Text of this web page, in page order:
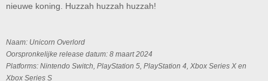
nieuwe koning. Huzzah huzzah huzzah!
Naam: Unicorn Overlord
Oorspronkelijke release datum: 8 maart 2024
Platforms: Nintendo Switch, PlayStation 5, PlayStation 4, Xbox Series X en
Xbox Series S